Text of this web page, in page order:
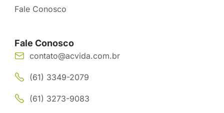
Fale Conosco
Fale Conosco
contato@acvida.com.br
(61) 3349-2079
(61) 3273-9083